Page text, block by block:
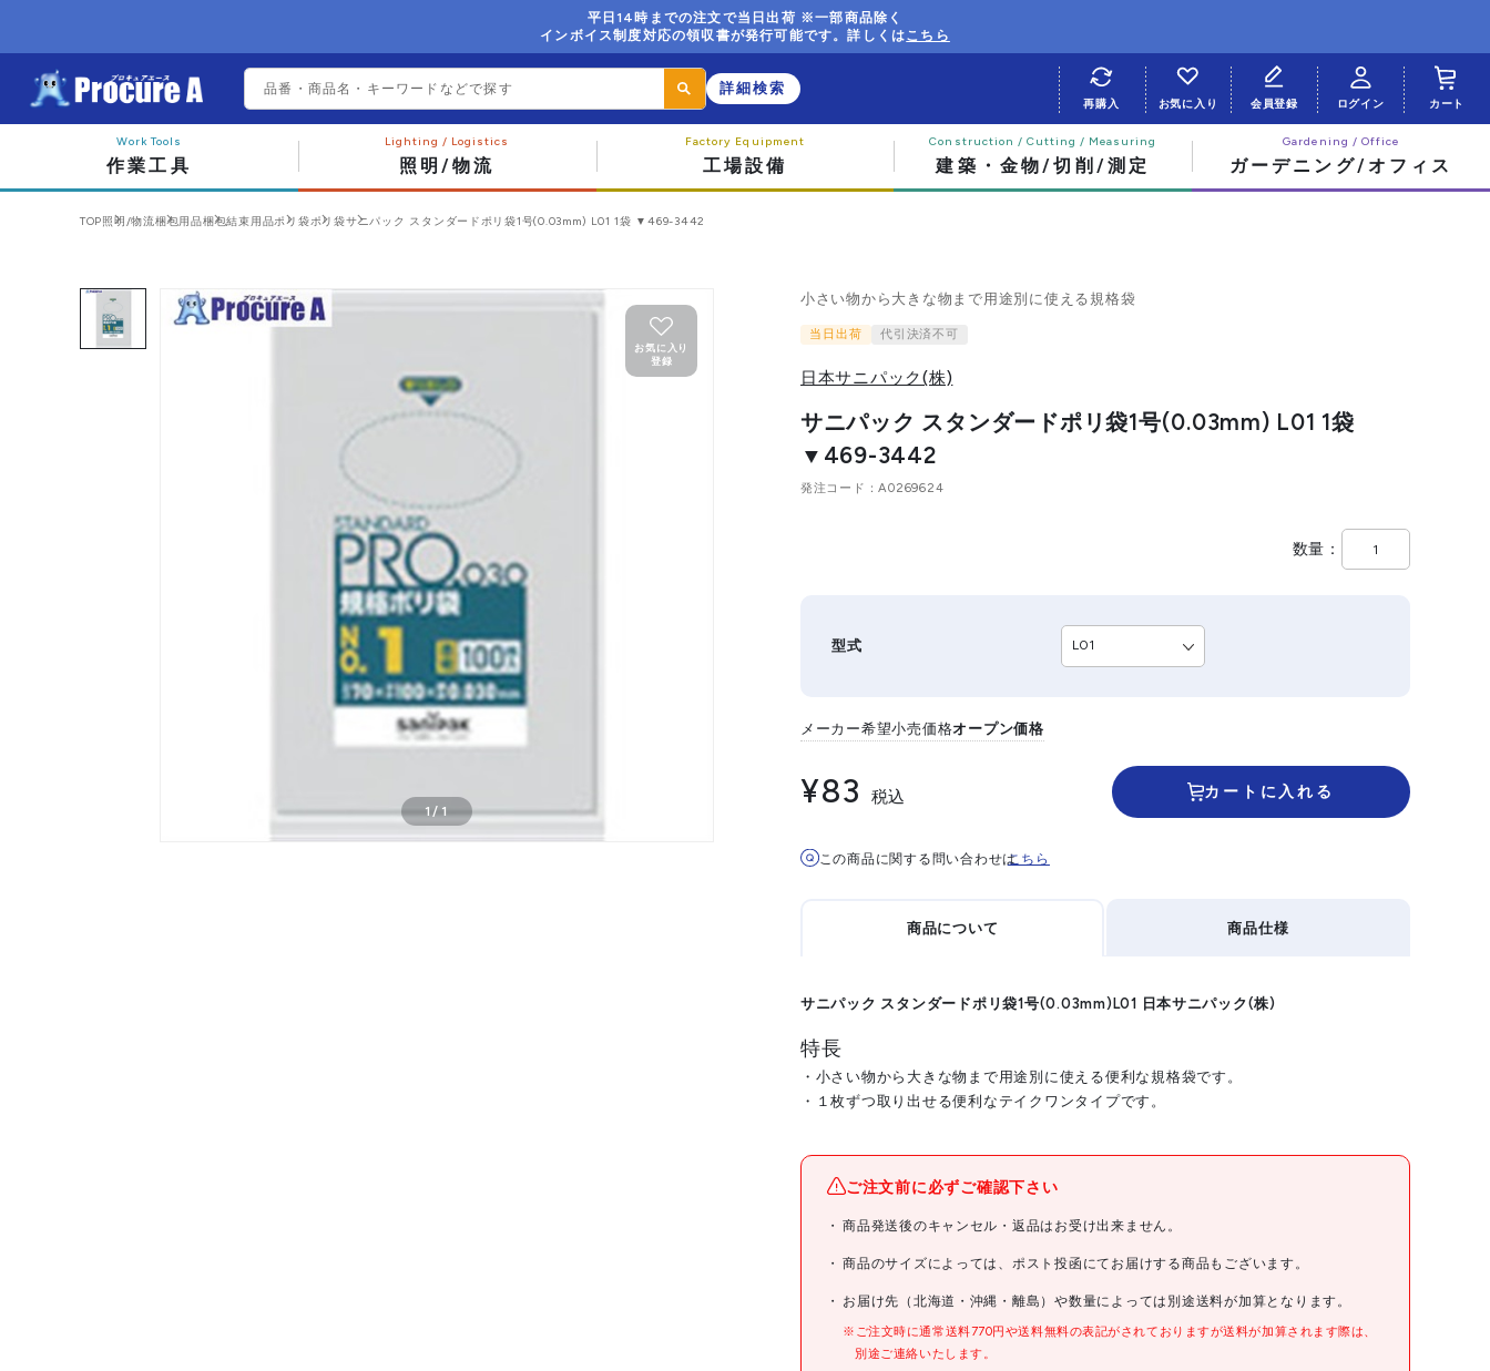
平日14時までの注文で当日出荷 ※一部商品除く
インボイス制度対応の領収書が発行可能です。詳しくはこちら
詳細検索
作業工具 照明/物流 工場設備 建築・金物/切削/測定 ガーデニング/オフィス
再購入 お気に入り 会員登録 ログイン カート
TOP照明/物流梱包用品梱包結束用品ポリ袋ポリ袋サニパック スタンダードポリ袋1号(0.03mm) L01 1袋 ▼469-3442
1/ 1
お気に入り
登録
小さい物から大きな物まで用途別に使える規格袋
当日出荷 代引決済不可
日本サニパック(株)
サニパック スタンダードポリ袋1号(0.03mm) L01 1袋
▼469-3442
発注コード A0269624
数量
型式
メーカー希望小売価格オープン価格
¥83 税込 カートに入れる
この商品に関する問い合わせはこちら
商品について
サニパック スタンダードポリ袋1号(0.03mm)L01 日本サニパック(株)
特長
・小さい物から大きな物まで用途別に使える便利な規格袋です。
・１枚ずつ取り出せる便利なテイクワンタイプです。
商品仕様
ブランド名 サニパック
商品名 サニパック スタンダードポリ袋1号(0.03mm)
型式 L01
ご注文前に必ずご確認下さい
商品発送後のキャンセル・返品はお受け出来ません。
商品のサイズによっては、ポスト投函にてお届けする商品もございます。
お届け先（北海道・沖縄・離島）や数量によっては別途送料が加算となります。
※ご注文時に通常送料770円や送料無料の表記がされておりますが送料が加算されます際は、
別途ご連絡いたします。